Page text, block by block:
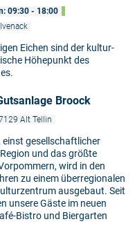
09:30 - 18:00
Eichen sind der kultur-
Höhepunkt des
Broock
Alt Tellin
einst gesellschaftlicher
und das größte
wird in den
zu einem überregionalen
ausgebaut. Seit
unsere Gäste im neuen
Bistro und Biergarten